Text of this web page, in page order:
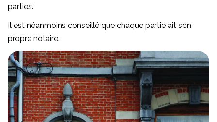
parties.
Il est néanmoins conseillé que chaque partie ait son
propre notaire.